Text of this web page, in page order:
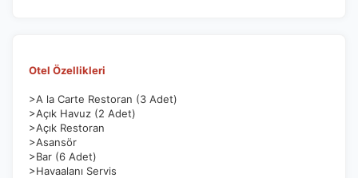
Otel Özellikleri
>A la Carte Restoran (3 Adet)
>Açık Havuz (2 Adet)
>Açık Restoran
>Asansör
>Bar (6 Adet)
>Havaalanı Servis